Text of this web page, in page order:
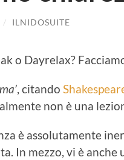
/ ILNIDOSUITE
o Dayrelax?
, citando
non è una
è assolutamente
In mezzo, vi è anche